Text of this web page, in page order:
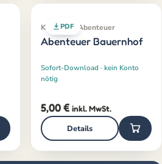
PDF
Klassiker · Abenteuer
Abenteuer Bauernhof
Sofort-Download · kein Konto
nötig
5,00€ inkl. MwSt.
Details